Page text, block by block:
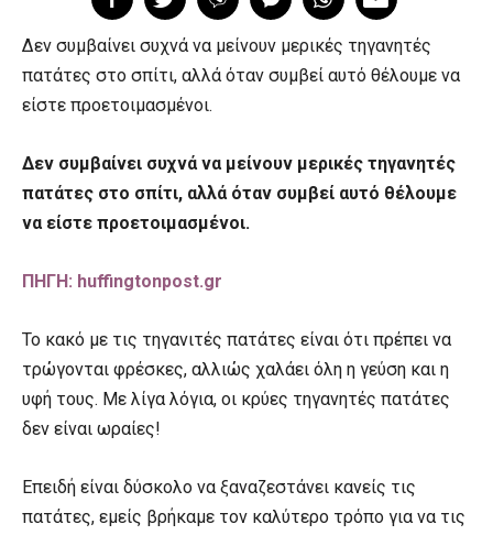
Δεν συμβαίνει συχνά να μείνουν μερικές τηγανητές
πατάτες στο σπίτι, αλλά όταν συμβεί αυτό θέλουμε να
είστε προετοιμασμένοι.
Δεν συμβαίνει συχνά να μείνουν μερικές τηγανητές
πατάτες στο σπίτι, αλλά όταν συμβεί αυτό θέλουμε
να είστε προετοιμασμένοι.
ΠΗΓΗ: huffingtonpost.gr
Το κακό με τις τηγανιτές πατάτες είναι ότι πρέπει να
τρώγονται φρέσκες, αλλιώς χαλάει όλη η γεύση και η
υφή τους. Με λίγα λόγια, οι κρύες τηγανητές πατάτες
δεν είναι ωραίες!
Επειδή είναι δύσκολο να ξαναζεστάνει κανείς τις
πατάτες, εμείς βρήκαμε τον καλύτερο τρόπο για να τις